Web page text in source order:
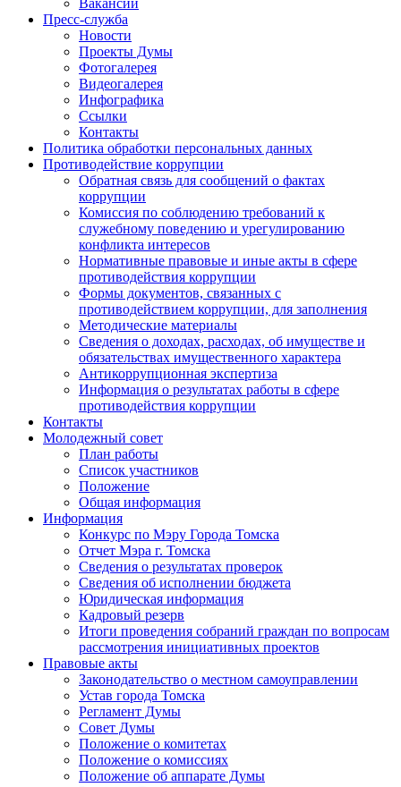
Пресс-служба
Новости
Проекты Думы
Фотогалерея
Видеогалерея
Инфографика
Ссылки
Контакты
Политика обработки персональных данных
Прoтивoдeйствие кoрpупции
Обратная связь для сообщений о фактах
коррупции
Комиссия по соблюдению требований к
служебному поведению и урегулированию
конфликта интересов
Нормативные правовые и иные акты в сфере
противодействия коррупции
Формы документов, связанных с
противодействием коррупции, для заполнения
Методические материалы
Сведения о доходах, расходах, об имуществе и
обязательствах имущественного характера
Антикоррупционная экспертиза
Информация о результатах работы в сфере
противодействия коррупции
Контакты
Молодежный совет
План работы
Список участников
Положение
Общая информация
Информация
Конкурс по Мэру Города Томска
Отчет Мэра г. Томска
Сведения о результатах проверок
Сведения об исполнении бюджета
Юридическая информация
Кадровый резерв
Итоги проведения собраний граждан по вопросам
рассмотрения инициативных проектов
Правовые акты
Законодательство о местном самоуправлении
Устав города Томска
Регламент Думы
Совет Думы
Положение о комитетах
Положение о комиссиях
Положение об аппарате Думы